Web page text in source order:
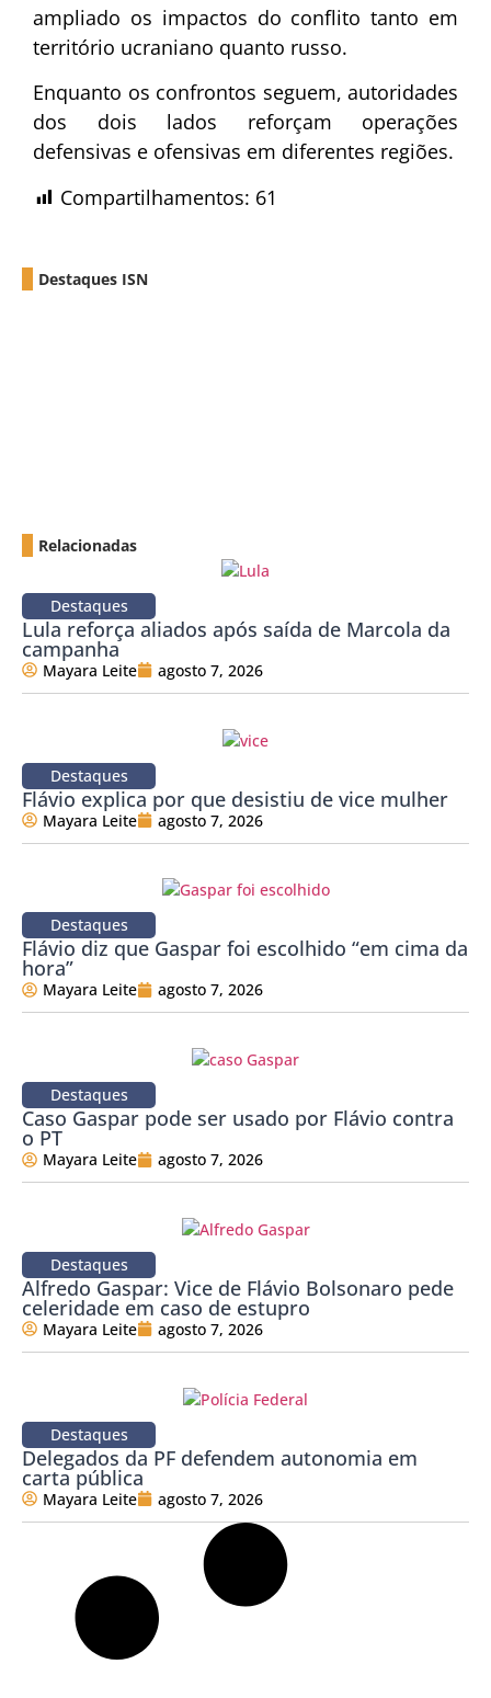
ampliado os impactos do conflito tanto em
território ucraniano quanto russo.
Enquanto os confrontos seguem, autoridades
dos dois lados reforçam operações
defensivas e ofensivas em diferentes regiões.
Compartilhamentos: 61
Destaques ISN
Relacionadas
Destaques
Lula reforça aliados após saída de Marcola da
campanha
Mayara Leite agosto 7, 2026
Destaques
Flávio explica por que desistiu de vice mulher
Mayara Leite agosto 7, 2026
Destaques
Flávio diz que Gaspar foi escolhido “em cima da
hora”
Mayara Leite agosto 7, 2026
Destaques
Caso Gaspar pode ser usado por Flávio contra
o PT
Mayara Leite agosto 7, 2026
Destaques
Alfredo Gaspar: Vice de Flávio Bolsonaro pede
celeridade em caso de estupro
Mayara Leite agosto 7, 2026
Destaques
Delegados da PF defendem autonomia em
carta pública
Mayara Leite agosto 7, 2026